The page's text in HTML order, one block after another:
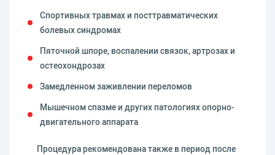
Спортивных травмах и посттравматических
болевых синдромах
Пяточной шпоре, воспалении связок, артрозах и
остеохондрозах
Замедленном заживлении переломов
Мышечном спазме и других патологиях опорно-
двигательного аппарата
Процедура рекомендована также в период после